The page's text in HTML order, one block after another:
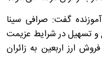
گفت: صرافی سینا
و تسهیل در شرایط عزیمت
ارز اربعین به زائران